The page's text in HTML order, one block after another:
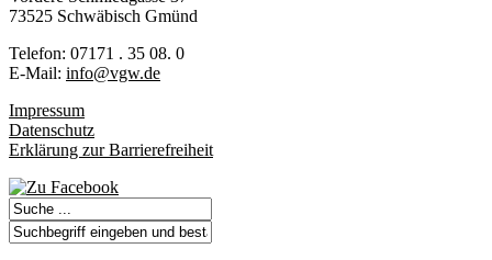
73525 Schwä­bisch Gmünd
Tele­fon: 07171 . 35 08. 0
E-Mail: info@vgw.de
Impressum
Datenschutz
Erklärung zur Barrierefreiheit
Suche